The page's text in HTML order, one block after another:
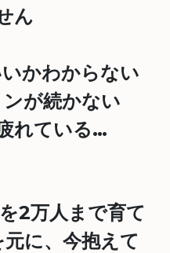
ん
いかわからない
ンが続かない
れている…
2万人まで育て
に、今抱えて